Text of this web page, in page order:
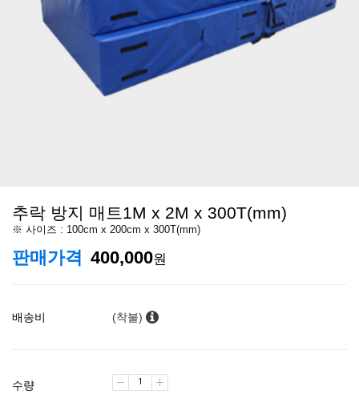
추락 방지 매트1M x 2M x 300T(mm)
※ 사이즈 : 100cm x 200cm x 300T(mm)
판매가격 400,000원
배송비 (착불)
수량